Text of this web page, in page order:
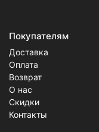
Покупателям
Доставка
Оплата
Возврат
О нас
Скидки
Контакты